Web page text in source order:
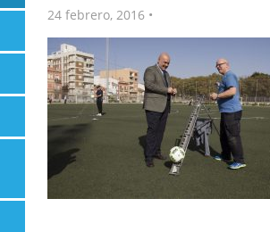
24 febrero, 2016•